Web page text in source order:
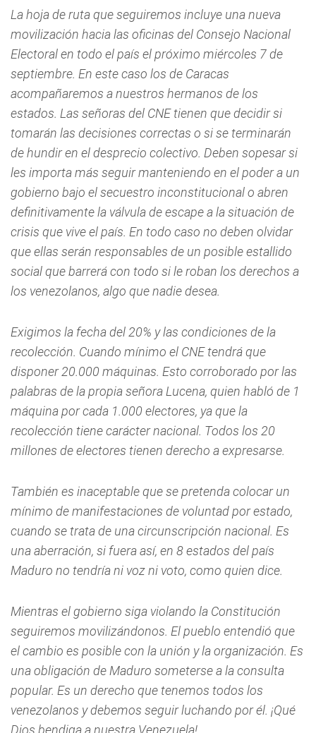
La hoja de ruta que seguiremos incluye una nueva
movilización hacia las oficinas del Consejo Nacional
Electoral en todo el país el próximo miércoles 7 de
septiembre. En este caso los de Caracas
acompañaremos a nuestros hermanos de los
estados. Las señoras del CNE tienen que decidir si
tomarán las decisiones correctas o si se terminarán
de hundir en el desprecio colectivo. Deben sopesar si
les importa más seguir manteniendo en el poder a un
gobierno bajo el secuestro inconstitucional o abren
definitivamente la válvula de escape a la situación de
crisis que vive el país. En todo caso no deben olvidar
que ellas serán responsables de un posible estallido
social que barrerá con todo si le roban los derechos a
los venezolanos, algo que nadie desea.
Exigimos la fecha del 20% y las condiciones de la
recolección. Cuando mínimo el CNE tendrá que
disponer 20.000 máquinas. Esto corroborado por las
palabras de la propia señora Lucena, quien habló de 1
máquina por cada 1.000 electores, ya que la
recolección tiene carácter nacional. Todos los 20
millones de electores tienen derecho a expresarse.
También es inaceptable que se pretenda colocar un
mínimo de manifestaciones de voluntad por estado,
cuando se trata de una circunscripción nacional. Es
una aberración, si fuera así, en 8 estados del país
Maduro no tendría ni voz ni voto, como quien dice.
Mientras el gobierno siga violando la Constitución
seguiremos movilizándonos. El pueblo entendió que
el cambio es posible con la unión y la organización. Es
una obligación de Maduro someterse a la consulta
popular. Es un derecho que tenemos todos los
venezolanos y debemos seguir luchando por él. ¡Qué
Dios bendiga a nuestra Venezuela!